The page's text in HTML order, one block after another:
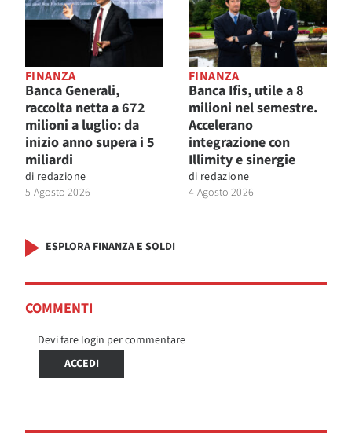
FINANZA
Banca Generali,
raccolta netta a 672
milioni a luglio: da
inizio anno supera i 5
miliardi
di redazione
5 Agosto 2026
FINANZA
Banca Ifis, utile a 8
milioni nel semestre.
Accelerano
integrazione con
Illimity e sinergie
di redazione
4 Agosto 2026
ESPLORA FINANZA E SOLDI
COMMENTI
Devi fare login per commentare
ACCEDI